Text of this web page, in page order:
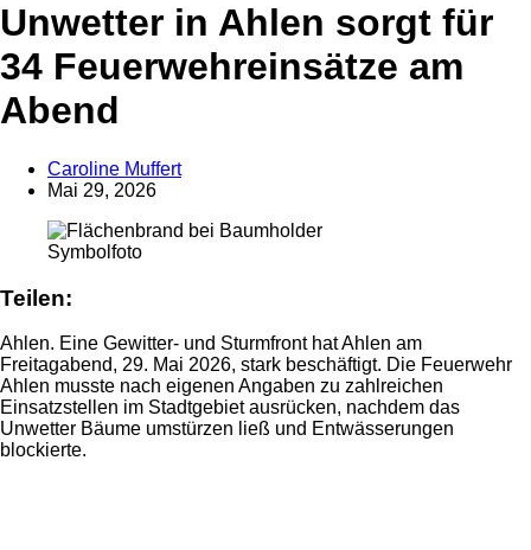
Unwetter in Ahlen sorgt für
34 Feuerwehreinsätze am
Abend
Caroline Muffert
Mai 29, 2026
Symbolfoto
Teilen:
Ahlen. Eine Gewitter- und Sturmfront hat Ahlen am
Freitagabend, 29. Mai 2026, stark beschäftigt. Die Feuerwehr
Ahlen musste nach eigenen Angaben zu zahlreichen
Einsatzstellen im Stadtgebiet ausrücken, nachdem das
Unwetter Bäume umstürzen ließ und Entwässerungen
blockierte.